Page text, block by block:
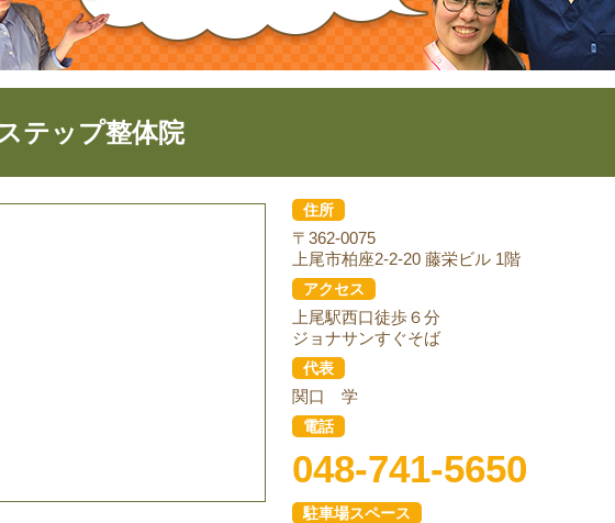
テップ整体院
住所
〒362-0075
上尾市柏座2-2-20 藤栄ビル 1階
アクセス
上尾駅西口徒歩６分
ジョナサンすぐそば
代表
関口 学
電話
048-741-5650
駐車場スペース